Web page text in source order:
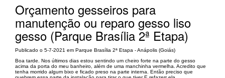
Orçamento gesseiros para
manutenção ou reparo gesso liso
gesso (Parque Brasília 2ª Etapa)
Publicado o 5-7-2021 em Parque Brasília 2ª Etapa - Anápolis (Goiás)
Boa tarde. Nos últimos dias estou sentindo um cheiro forte na parte do gesso
acima da porta do meu banheiro, além de uma manchinha vermelha. Acredito que
tenha morrido algum bixo e ficado preso na parte interna. Então preciso que